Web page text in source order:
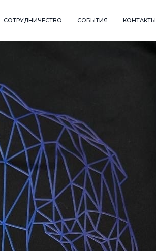
СОТРУДНИЧЕСТВО СОБЫТИЯ КОНТАКТЫ